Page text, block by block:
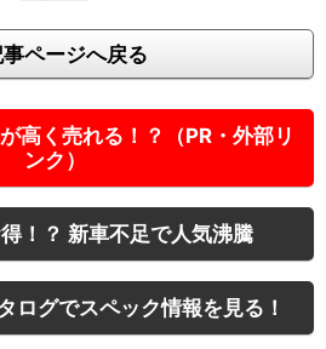
ページへ戻る
高く売れる！？（PR・外部リ
ンク）
得！？ 新車不足で人気沸騰
ログでスペック情報を見る！